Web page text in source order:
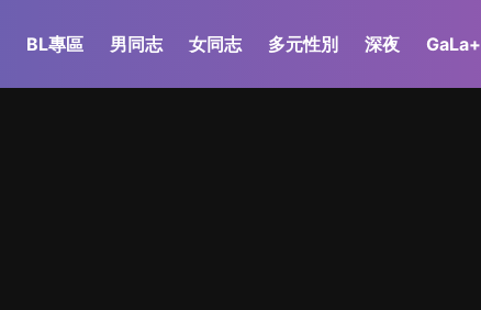
BL專區 男同志 女同志 多元性別 深夜 GaLa+